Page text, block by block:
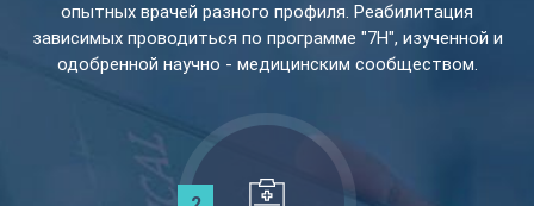
опытных врачей разного профиля. Реабилитация
зависимых проводиться по программе "7Н", изученной и
одобренной научно - медицинским сообществом.